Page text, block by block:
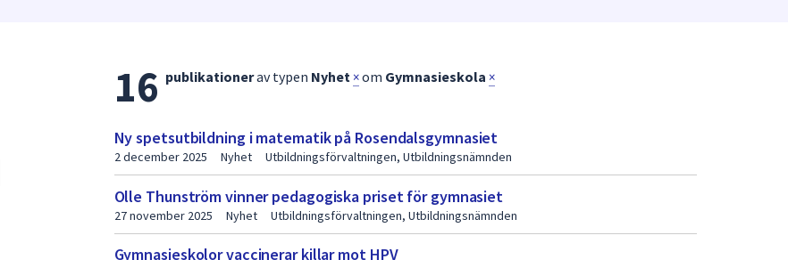
Lista
med
publikationer
sida
2
16 publikationerav typen Nyhet ×om Gymnasieskola ×
Ny spetsutbildning i matematik på Rosendalsgymnasiet
2 december 2025 Nyhet Utbildningsförvaltningen, Utbildningsnämnden
Olle Thunström vinner pedagogiska priset för gymnasiet
27 november 2025 Nyhet Utbildningsförvaltningen, Utbildningsnämnden
Gymnasieskolor vaccinerar killar mot HPV